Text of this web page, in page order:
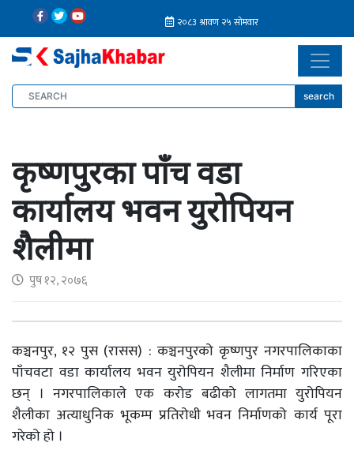
search
कृष्णपुरका पाँच वडा
कार्यालय भवन युरोपियन
शैलीमा
पुष १२, २०७६
कञ्चनपुर, १२ पुस (रासस) : कञ्चनपुरको कृष्णपुर नगरपालिकाका
पाँचवटा वडा कार्यालय भवन युरोपियन शैलीमा निर्माण गरिएका
छन् । नगरपालिकाले एक करोड बढीको लागतमा युरोपियन
शैलीका अत्याधुनिक भूकम्प प्रतिरोधी भवन निर्माणको कार्य पूरा
गरेको हो ।